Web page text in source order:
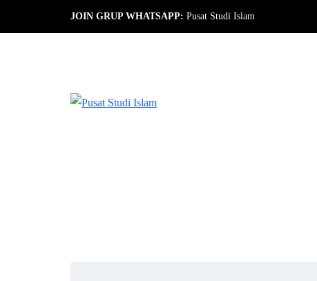
JOIN GRUP WHATSAPP: Pusat Studi Islam